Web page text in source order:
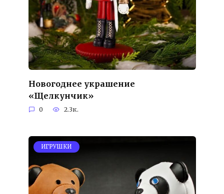
Новогоднее украшение
«Щелкунчик»
0 2.3к.
ИГРУШКИ